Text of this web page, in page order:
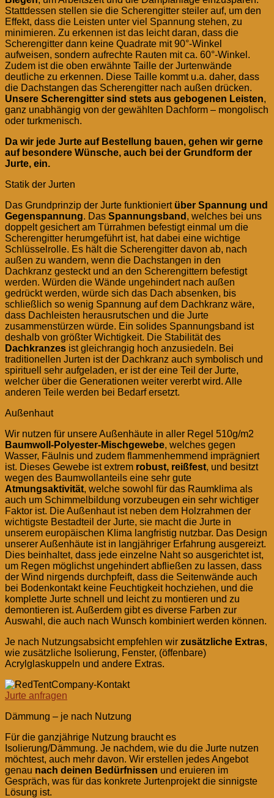
Stattdessen stellen sie die Scherengitter steiler auf, um den
Effekt, dass die Leisten unter viel Spannung stehen, zu
minimieren. Zu erkennen ist das leicht daran, dass die
Scherengitter dann keine Quadrate mit 90°-Winkel
aufweisen, sondern aufrechte Rauten mit ca. 60°-Winkel.
Zudem ist die oben erwähnte Taille der Jurtenwände
deutliche zu erkennen. Diese Taille kommt u.a. daher, dass
die Dachstangen das Scherengitter nach außen drücken.
Unsere Scherengitter sind stets aus gebogenen Leisten,
ganz unabhängig von der gewählten Dachform – mongolisch
oder turkmenisch.
Da wir jede Jurte auf Bestellung bauen, gehen wir gerne
auf besondere Wünsche, auch bei der Grundform der
Jurte, ein.
Statik der Jurten
Das Grundprinzip der Jurte funktioniert über Spannung und
Gegenspannung. Das Spannungsband , welches bei uns
doppelt gesichert am Türrahmen befestigt einmal um die
Scherengitter herumgeführt ist, hat dabei eine wichtige
Schlüsselrolle. Es hält die Scherengitter davon ab, nach
außen zu wandern, wenn die Dachstangen in den
Dachkranz gesteckt und an den Scherengittern befestigt
werden. Würden die Wände ungehindert nach außen
gedrückt werden, würde sich das Dach absenken, bis
schließlich so wenig Spannung auf dem Dachkranz wäre,
dass Dachleisten herausrutschen und die Jurte
zusammenstürzen würde. Ein solides Spannungsband ist
deshalb von größter Wichtigkeit. Die Stabilität des
Dachkranzes ist gleichrangig hoch anzusiedeln. Bei
traditionellen Jurten ist der Dachkranz auch symbolisch und
spirituell sehr aufgeladen, er ist der eine Teil der Jurte,
welcher über die Generationen weiter vererbt wird. Alle
anderen Teile werden bei Bedarf ersetzt.
Außenhaut
Wir nutzen für unsere Außenhäute in aller Regel 510g/m2
Baumwoll-Polyester-Mischgewebe, welches gegen
Wasser, Fäulnis und zudem flammenhemmend imprägniert
ist. Dieses Gewebe ist extrem robust, reißfest, und besitzt
wegen des Baumwollanteils eine sehr gute
Atmungsaktivität, welche sowohl für das Raumklima als
auch um Schimmelbildung vorzubeugen ein sehr wichtiger
Faktor ist. Die Außenhaut ist neben dem Holzrahmen der
wichtigste Bestadteil der Jurte, sie macht die Jurte in
unserem europäischen Klima langfristig nutzbar. Das Design
unserer Außenhäute ist in langjähriger Erfahrung ausgereizt.
Dies beinhaltet, dass jede einzelne Naht so ausgerichtet ist,
um Regen möglichst ungehindert abfließen zu lassen, dass
der Wind nirgends durchpfeift, dass die Seitenwände auch
bei Bodenkontakt keine Feuchtigkeit hochziehen, und die
komplette Jurte schnell und leicht zu montieren und zu
demontieren ist. Außerdem gibt es diverse Farben zur
Auswahl, die auch nach Wunsch kombiniert werden können.
Je nach Nutzungsabsicht empfehlen wir zusätzliche Extras,
wie zusätzliche Isolierung, Fenster, (öffenbare)
Acrylglaskuppeln und andere Extras.
Jurte anfragen
Dämmung – je nach Nutzung
Für die ganzjährige Nutzung braucht es
Isolierung/Dämmung. Je nachdem, wie du die Jurte nutzen
möchtest, auch mehr davon. Wir erstellen jedes Angebot
genau nach deinen Bedürfnissen und eruieren im
Gespräch, was für das konkrete Jurtenprojekt die sinnigste
Lösung ist.